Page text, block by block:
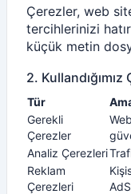
Çerezler, web
tercihlerinizi
küçük metin
2.
Tür
Gerekli
Çerezler
Analiz Çerezleri
Reklam
Çerezleri